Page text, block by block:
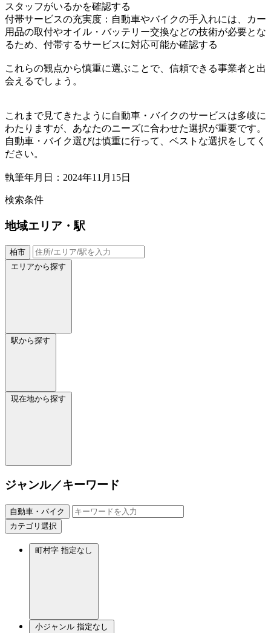
スタッフがいるかを確認する
付帯サービスの充実度：自動車やバイクの手入れには、カー
用品の取付やオイル・バッテリー交換などの技術が必要とな
るため、付帯するサービスに対応可能か確認する
これらの観点から慎重に選ぶことで、信頼できる事業者と出
会えるでしょう。
これまで見てきたように自動車・バイクのサービスは多岐に
わたりますが、あなたのニーズに合わせた選択が重要です。
自動車・バイク選びは慎重に行って、ベストな選択をしてく
ださい。
執筆年月日：2024年11月15日
検索条件
地域エリア・駅
柏市
エリアから探す
駅から探す
現在地から探す
ジャンル／キーワード
自動車・バイク
カテゴリ選択
町村字 指定なし
小ジャンル 指定なし